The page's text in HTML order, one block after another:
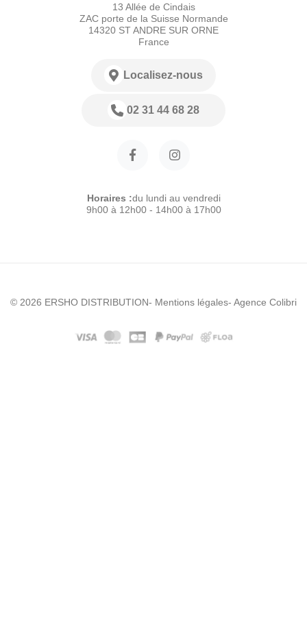
13 Allée de Cindais
ZAC porte de la Suisse Normande
14320 ST ANDRE SUR ORNE
France
Localisez-nous
02 31 44 68 28
Horaires :du lundi au vendredi
9h00 à 12h00 - 14h00 à 17h00
© 2026 ERSHO DISTRIBUTION- Mentions légales- Agence Colibri